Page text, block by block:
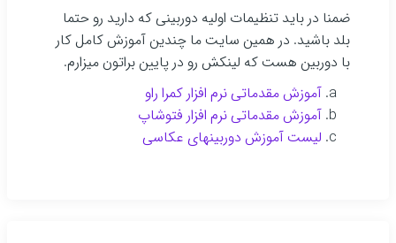
ضمنا در باید تنظیمات اولیه دوربینی که دارید رو حتما
بلد باشید. در همین سایت ما چندین آموزش کامل کار
با دوربین هست که لینکش رو در پایین براتون میزارم.
آموزش مقدماتی نرم افزار کمرا راو
آموزش مقدماتی نرم افزار فتوشاپ
لیست آموزش دوربینهای عکاسی